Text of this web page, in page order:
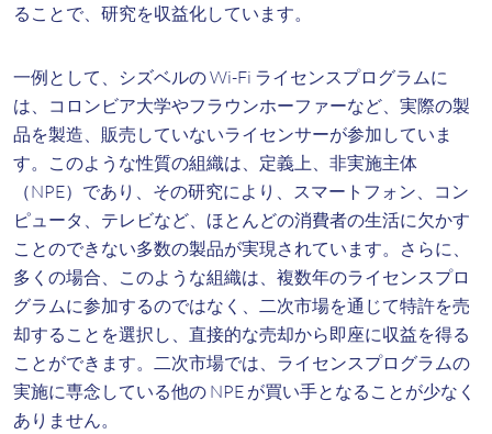
ることで、研究を収益化しています。
一例として、シズベルの Wi-Fi ライセンスプログラムに
は、コロンビア大学やフラウンホーファーなど、実際の製
品を製造、販売していないライセンサーが参加していま
す。このような性質の組織は、定義上、非実施主体
（NPE）であり、その研究により、スマートフォン、コン
ピュータ、テレビなど、ほとんどの消費者の生活に欠かす
ことのできない多数の製品が実現されています。さらに、
多くの場合、このような組織は、複数年のライセンスプロ
グラムに参加するのではなく、二次市場を通じて特許を売
却することを選択し、直接的な売却から即座に収益を得る
ことができます。二次市場では、ライセンスプログラムの
実施に専念している他の NPE が買い手となることが少なく
ありません。